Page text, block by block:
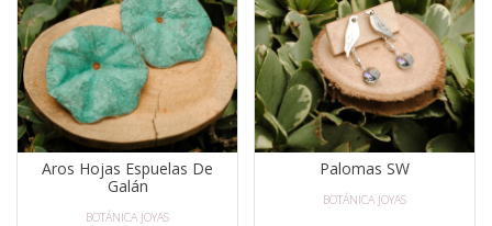
Aros Hojas Espuelas De
Galán
BOTÁNICA JOYAS
Palomas SW
BOTÁNICA JOYAS